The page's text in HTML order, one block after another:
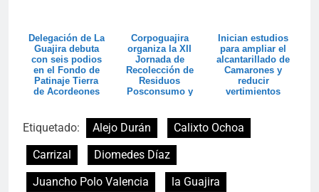
Delegación de La
Guajira debuta
con seis podios
en el Fondo de
Patinaje Tierra
de Acordeones
Corpoguajira
organiza la XII
Jornada de
Recolección de
Residuos
Posconsumo y
Inician estudios
para ampliar el
alcantarillado de
Camarones y
reducir
vertimientos
Etiquetado: Alejo Durán
Calixto Ochoa
Carrizal
Diomedes Díaz
Juancho Polo Valencia
la Guajira